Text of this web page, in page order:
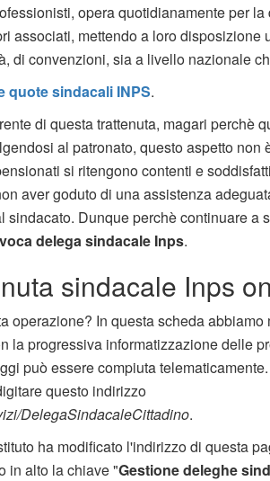
opera quotidianamente per
associati, mettendo a loro disposizione
di convenzioni, sia a livello nazionale
quote sindacali INPS.
di questa trattenuta, magari perchè
al patronato, questo aspetto non
si ritengono contenti e
aver goduto di una assistenza
sindacato. Dunque perchè continuare a
delega sindacale Inps.
sindacale Inps
operazione? In questa scheda
la progressiva informatizzazione delle
può essere compiuta
questo indirizzo
DelegaSindacaleCittadino.
ha modificato l'indirizzo di questa
in alto la chiave "Gestione deleghe